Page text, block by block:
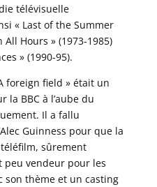
télévisuelle
« Last of the Summer
All Hours » (1973-1985)
» (1990-95).
foreign field » était un
BBC à l’aube du
Il a fallu
Guinness pour que la
sûrement
vendeur pour les
son thème et un casting